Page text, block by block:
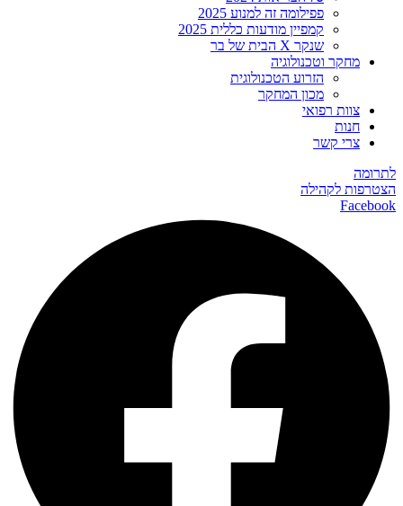
פפילומה זה למנוע 2025
קמפיין מודעות כללית 2025
שנקר X הבית של בר
מחקר וטכנולוגיה
הזרוע הטכנולוגית
מכון המחקר
צוות רפואי
חנות
צרי קשר
לתרומה
הצטרפות לקהילה
Facebook